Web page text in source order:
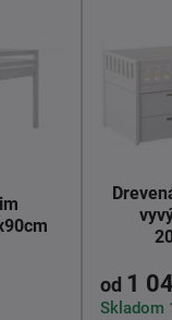
od 1
Skladom